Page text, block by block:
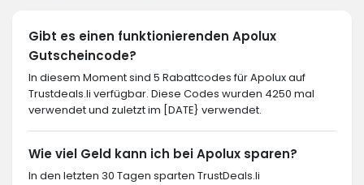
Gibt es einen funktionierenden Apolux
Gutscheincode?
In diesem Moment sind 5 Rabattcodes für Apolux auf
Trustdeals.li verfügbar. Diese Codes wurden 4250 mal
verwendet und zuletzt im [DATE} verwendet.
Wie viel Geld kann ich bei Apolux sparen?
In den letzten 30 Tagen sparten TrustDeals.li